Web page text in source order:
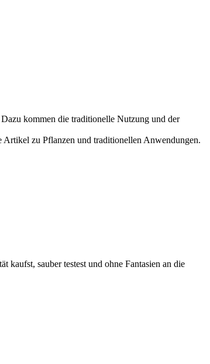
kommen die traditionelle Nutzung und der
Artikel zu Pflanzen und traditionellen Anwendungen.
sauber testest und ohne Fantasien an die